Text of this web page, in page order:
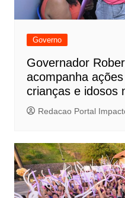
Governo
Governador
acompanha
crianças e idosos
Redacao Portal